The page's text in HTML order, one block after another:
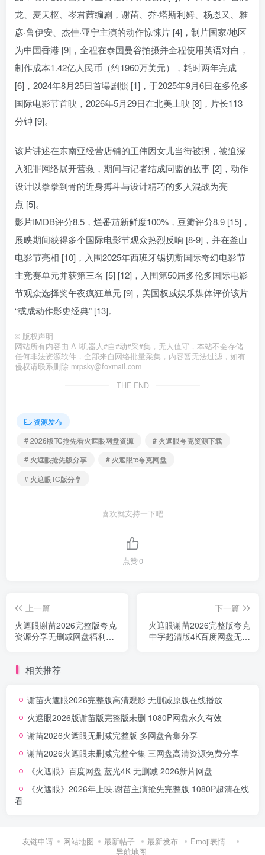
龙、麦天枢、岑君茜编剧，谢苗、乔·塔斯利姆、杨恩又、雅
彦·鲁伊安、杰佳·亚宁主演的动作惊悚片 [4]，制片国家/地区
为中国香港 [9]，全程在泰国曼谷拍摄并全程使用英语对白，
制作成本1.42亿人民币（约1960万美元），耗时两年完成
[6]，2024年8月25日首曝剧照 [1]，于2025年9月6日在多伦多
国际电影节首映，2026年5月29日在北美上映 [8]，片长113
分钟 [9]。
该片讲述在东南亚经营店铺的王伟因女儿当街被拐，被迫深
入犯罪网络展开营救，期间与记者结成同盟的故事 [2]，动作
设计以拳拳到骨的近身搏斗与设计精巧的多人混战为亮
点 [5]。
影片IMDB评分8.5，烂番茄新鲜度100%，豆瓣评分8.9 [15]，
展映期间获得多个国际电影节观众热烈反响 [8-9]，并在釜山
电影节亮相 [10]，入围2025年西班牙锡切斯国际奇幻电影节
主竞赛单元并获第三名 [5] [12]，入围第50届多伦多国际电影
节观众选择奖午夜疯狂单元 [9]，美国权威娱乐媒体评价该片
“或成动作影史经典” [13]。
© 版权声明
网站所有内容由 A I机器人#自#动#采#集，无人值守，本站不会存储
任何非法资源软件，全部来自网络批量采集，内容暂无法过滤，如有
侵权请联系删除 mrpsky@foxmail.com
THE END
资源发布
# 2026版TC抢先看火遮眼网盘资源
# 火遮眼夸克资源下载
# 火遮眼抢先版分享
# 火遮眼tc夸克网盘
# 火遮眼TC版分享
喜欢就支持一下吧
点赞0
上一篇
火遮眼谢苗2026完整版夸克
资源分享无删减网盘福利专
下一篇
火遮眼谢苗2026完整版夸克
中字超清版4K百度网盘无损
相关推荐
谢苗火遮眼2026完整版高清观影 无删减原版在线播放
火遮眼2026版谢苗版完整版未删 1080P网盘永久有效
谢苗2026火遮眼无删减完整版 多网盘合集分享
谢苗2026火遮眼未删减完整全集 三网盘高清资源免费分享
《火遮眼》百度网盘 蓝光4K 无删减 2026新片网盘
《火遮眼》2026年上映,谢苗主演抢先完整版 1080P超清在线
看
友链申请 网站地图 最新帖子 最新发布
Emoji表情
导航地图